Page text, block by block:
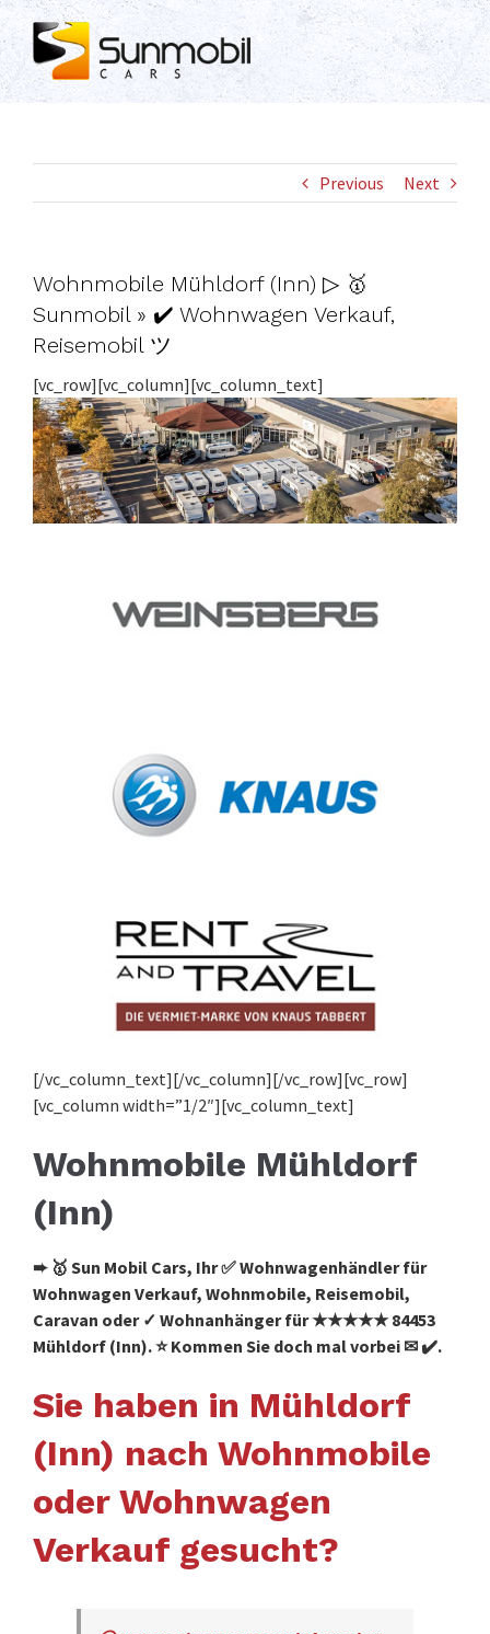
Skip
to
content
Previous Next
Wohnmobile Mühldorf (Inn) ▷ 🥇
Sunmobil » ✔️ Wohnwagen Verkauf,
Reisemobil ツ
[vc_row][vc_column][vc_column_text]
[/vc_column_text][/vc_column][/vc_row][vc_row]
[vc_column width=”1/2″][vc_column_text]
Wohnmobile Mühldorf
(Inn)
➨ 🥇 Sun Mobil Cars, Ihr ✅ Wohnwagenhändler für
Wohnwagen Verkauf, Wohnmobile, Reisemobil,
Caravan oder ✓ Wohnanhänger für ★★★★★ 84453
Mühldorf (Inn). ⭐ Kommen Sie doch mal vorbei ✉ ✔️.
Sie haben in Mühldorf
(Inn) nach Wohnmobile
oder Wohnwagen
Verkauf gesucht?